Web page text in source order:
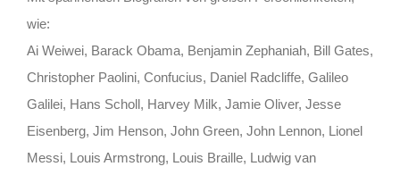
wie:
Ai Weiwei, Barack Obama, Benjamin Zephaniah, Bill Gates,
Christopher Paolini, Confucius, Daniel Radcliffe, Galileo
Galilei, Hans Scholl, Harvey Milk, Jamie Oliver, Jesse
Eisenberg, Jim Henson, John Green, John Lennon, Lionel
Messi, Louis Armstrong, Louis Braille, Ludwig van